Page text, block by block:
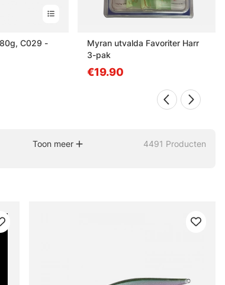
C029 -
Myran utvalda Favoriter Harr
3-pak
€19.90
Toon meer 4491 Producten